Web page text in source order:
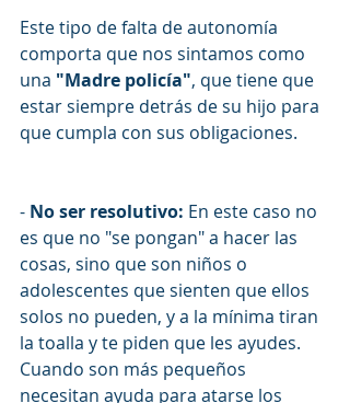
Este tipo de falta de autonomía
comporta que nos sintamos como
una "Madre policía", que tiene que
estar siempre detrás de su hijo para
que cumpla con sus obligaciones.
- No ser resolutivo: En este caso no
es que no "se pongan" a hacer las
cosas, sino que son niños o
adolescentes que sienten que ellos
solos no pueden, y a la mínima tiran
la toalla y te piden que les ayudes.
Cuando son más pequeños
necesitan ayuda para atarse los